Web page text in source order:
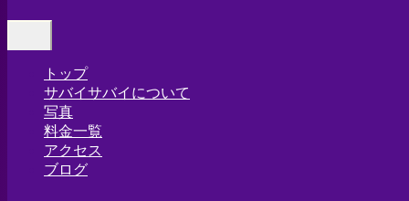
トップ
サバイサバイについて
写真
料金一覧
アクセス
ブログ
-